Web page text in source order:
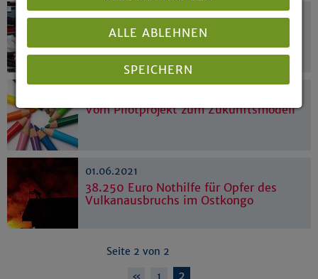
02.06.2021
Faire Asylverfahren und
menschenwürdige Unterbringung von
Flüchtlingen gefordert
Vom Pilotprojekt zum Zukunftsmodell
01.06.2021
38.250 Euro Nothilfe für Opfer des
Vulkanausbruchs im Ostkongo
Seite 2 von 2
«
1 2
ALLE ABLEHNEN
SPEICHERN
Details anzeigen